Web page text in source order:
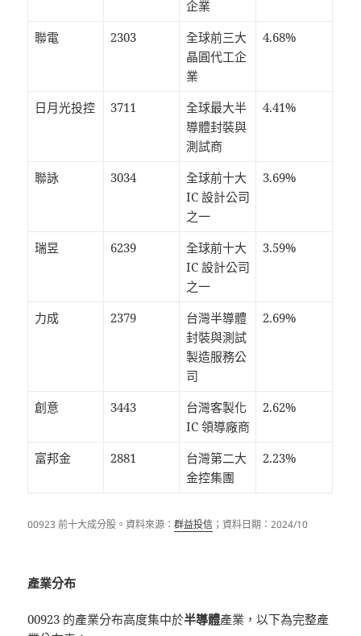
企業
聯電 2303
全球前三大
晶圓代工企
業
4.68%
日月光投控 3711
全球最大半
導體封裝與
測試商
4.41%
聯詠 3034
全球前十大
IC 設計公司
之一
3.69%
瑞昱 6239
全球前十大
IC 設計公司
之一
3.59%
力成 2379
台灣半導體
封裝與測試
製造服務公
司
2.69%
創意 3443
台灣客製化
IC 領導廠商
2.62%
富邦金 2881
台灣第二大
金控集團
2.23%
00923 前十大成分股。資料來源：群益投信 ；資料日期：2024/10
產業分布
00923 的產業分布高度集中於半導體產業，以下為完整產